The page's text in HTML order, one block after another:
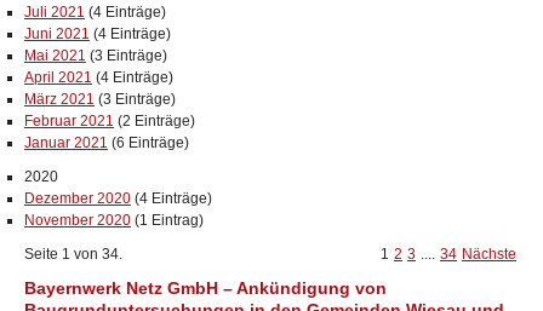
Juli 2021 (4 Einträge)
Juni 2021 (4 Einträge)
Mai 2021 (3 Einträge)
April 2021 (4 Einträge)
März 2021 (3 Einträge)
Februar 2021 (2 Einträge)
Januar 2021 (6 Einträge)
2020
Dezember 2020 (4 Einträge)
November 2020 (1 Eintrag)
Seite 1 von 34.
1 2 3 .... 34 Nächste
Bayernwerk Netz GmbH – Ankündigung von